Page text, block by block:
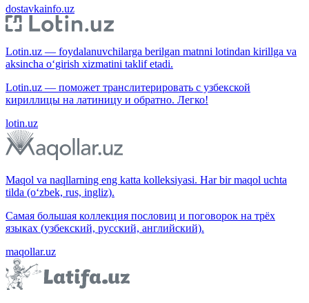
dostavkainfo.uz
Lotin.uz — foydalanuvchilarga berilgan matnni lotindan kirillga va
aksincha o‘girish xizmatini taklif etadi.
Lotin.uz — поможет транслитерировать с узбекской
кириллицы на латиницу и обратно. Легко!
lotin.uz
Maqol va naqllarning eng katta kolleksiyasi. Har bir maqol uchta
tilda (o‘zbek, rus, ingliz).
Самая большая коллекция пословиц и поговорок на трёх
языках (узбекский, русский, английский).
maqollar.uz